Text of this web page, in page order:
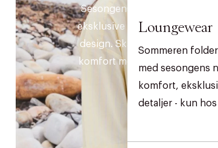
Loungewear
Sommeren
med sesongens
komfort,
detaljer - kun hos
Sesongens essensielle styles i
eksklusive materialer og tidløse
design. Skapt for å kombinere
komfort med et tidløst uttrykk.